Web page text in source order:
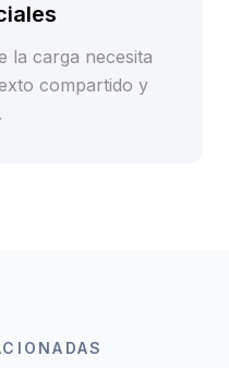
la carga necesita
compartido y